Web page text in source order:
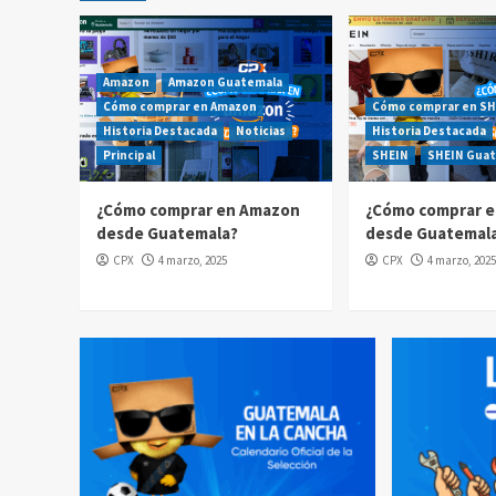
Amazon
Amazon Guatemala
Cómo comprar en Amazon
Historia Destacada
Noticias
Principal
¿Cómo comprar en Amazon
desde Guatemala?
CPX 4 marzo, 2025
Cómo comprar en
Historia Destacada
SHEIN
SHEIN
¿Cómo comprar
desde
CPX 4 marzo, 2025